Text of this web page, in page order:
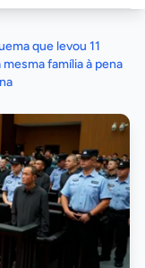
que levou 11
família à pena